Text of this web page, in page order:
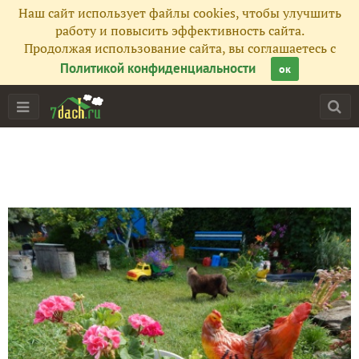
Наш сайт использует файлы cookies, чтобы улучшить
работу и повысить эффективность сайта.
Продолжая использование сайта, вы соглашаетесь с
Политикой конфиденциальности
ок
Все публикации 56
Фото 932
Сейчас обсуждают